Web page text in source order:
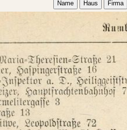
Name Haus Firma